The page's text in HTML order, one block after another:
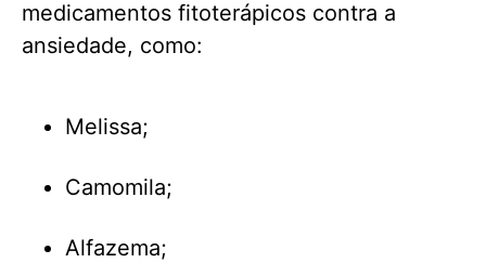
medicamentos fitoterápicos contra a
ansiedade, como:
Melissa;
Camomila;
Alfazema;